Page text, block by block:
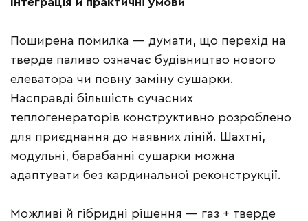
Поширена помилка — думати, що перехід на
тверде паливо означає будівництво нового
елеватора чи повну заміну сушарки.
Насправді більшість сучасних
теплогенераторів конструктивно розроблено
для приєднання до наявних ліній. Шахтні,
модульні, барабанні сушарки можна
адаптувати без кардинальної реконструкції.
Можливі й гібридні рішення — газ + тверде